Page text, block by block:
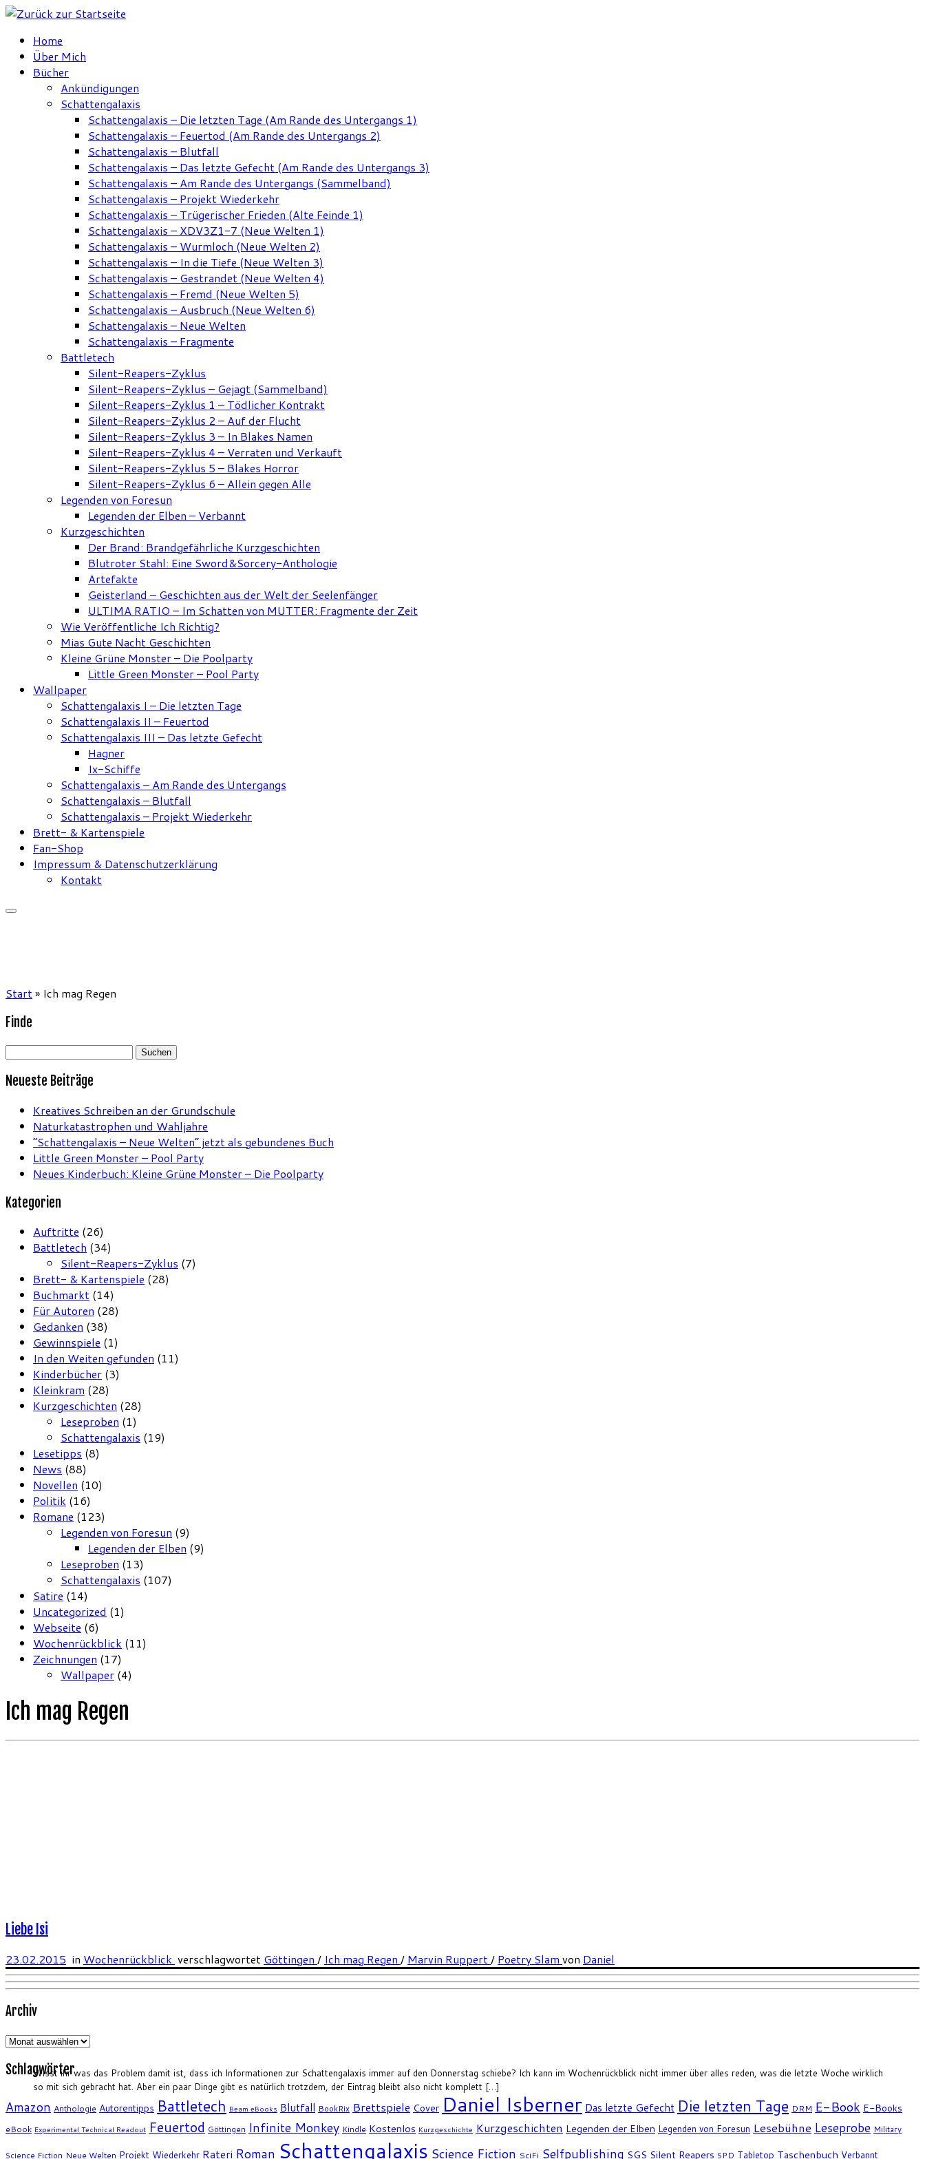
Zum
springenHome
Über Mich
Bücher
Ankündigungen
Schattengalaxis
Schattengalaxis – Die letzten Tage (Am Rande des Untergangs 1)
Schattengalaxis – Feuertod (Am Rande des Untergangs 2)
Schattengalaxis – Blutfall
Schattengalaxis – Das letzte Gefecht (Am Rande des Untergangs 3)
Schattengalaxis – Am Rande des Untergangs (Sammelband)
Schattengalaxis – Projekt Wiederkehr
Schattengalaxis – Trügerischer Frieden (Alte Feinde 1)
Schattengalaxis – XDV3Z1-7 (Neue Welten 1)
Schattengalaxis – Wurmloch (Neue Welten 2)
Schattengalaxis – In die Tiefe (Neue Welten 3)
Schattengalaxis – Gestrandet (Neue Welten 4)
Schattengalaxis – Fremd (Neue Welten 5)
Schattengalaxis – Ausbruch (Neue Welten 6)
Schattengalaxis – Neue Welten
Schattengalaxis – Fragmente
Battletech
Silent-Reapers-Zyklus
Silent-Reapers-Zyklus – Gejagt (Sammelband)
Silent-Reapers-Zyklus 1 – Tödlicher Kontrakt
Silent-Reapers-Zyklus 2 – Auf der Flucht
Silent-Reapers-Zyklus 3 – In Blakes Namen
Silent-Reapers-Zyklus 4 – Verraten und Verkauft
Silent-Reapers-Zyklus 5 – Blakes Horror
Silent-Reapers-Zyklus 6 – Allein gegen Alle
Legenden von Foresun
Legenden der Elben – Verbannt
Kurzgeschichten
Der Brand: Brandgefährliche Kurzgeschichten
Blutroter Stahl: Eine Sword&Sorcery-Anthologie
Artefakte
Geisterland – Geschichten aus der Welt der Seelenfänger
ULTIMA RATIO – Im Schatten von MUTTER: Fragmente der Zeit
Wie Veröffentliche Ich Richtig?
Mias Gute Nacht Geschichten
Kleine Grüne Monster – Die Poolparty
Little Green Monster – Pool Party
Wallpaper
Schattengalaxis I – Die letzten Tage
Schattengalaxis II – Feuertod
Schattengalaxis III – Das letzte Gefecht
Hagner
Ix-Schiffe
Schattengalaxis – Am Rande des Untergangs
Schattengalaxis – Blutfall
Schattengalaxis – Projekt Wiederkehr
Brett- & Kartenspiele
Fan-Shop
Impressum & Datenschutzerklärung
Kontakt
Start» Ich mag Regen
Finde
Suchen
Neueste Beiträge
Kreatives Schreiben an der Grundschule
Naturkatastrophen und Wahljahre
“Schattengalaxis – Neue Welten” jetzt als gebundenes Buch
Little Green Monster – Pool Party
Neues Kinderbuch: Kleine Grüne Monster – Die Poolparty
Kategorien
Auftritte (26)
Battletech (34)
Silent-Reapers-Zyklus (7)
Brett- & Kartenspiele (28)
Buchmarkt (14)
Für Autoren (28)
Gedanken (38)
Gewinnspiele (1)
In den Weiten gefunden (11)
Kinderbücher (3)
Kleinkram (28)
Kurzgeschichten (28)
Leseproben (1)
Schattengalaxis (19)
Lesetipps (8)
News (88)
Novellen (10)
Politik (16)
Romane (123)
Legenden von Foresun (9)
Legenden der Elben (9)
Leseproben (13)
Schattengalaxis (107)
Satire (14)
Uncategorized (1)
Webseite (6)
Wochenrückblick (11)
Zeichnungen (17)
Wallpaper (4)
Ich mag Regen
Wisst ihr was das Problem damit ist, dass ich Informationen zur Schattengalaxis immer auf den Donnerstag schiebe? Ich kann im Wochenrückblick nicht immer über alles reden, was die letzte Woche wirklich
so mit sich gebracht hat. Aber ein paar Dinge gibt es natürlich trotzdem, der Eintrag bleibt also nicht komplett […]
Liebe Isi
23.02.2015 in Wochenrückblick verschlagwortet Göttingen / Ich mag Regen / Marvin Ruppert/ Poetry Slam von Daniel
Archiv
Archiv
Schlagwörter
Amazon Anthologie Autorentipps Battletech Beam eBooks Blutfall BookRix Brettspiele Cover Daniel Isberner Das letzte Gefecht Die letzten Tage DRM E-Book E-Books
eBook Experimental Technical Readout Feuertod Göttingen Infinite Monkey Kindle Kostenlos Kurzgeschichte Kurzgeschichten Legenden der Elben Legenden von Foresun Lesebühne Leseprobe Military
Science Fiction Neue Welten Projekt Wiederkehr Rateri Roman Schattengalaxis Science Fiction SciFi Selfpublishing SGS Silent Reapers SPD Tabletop Taschenbuch Verbannt